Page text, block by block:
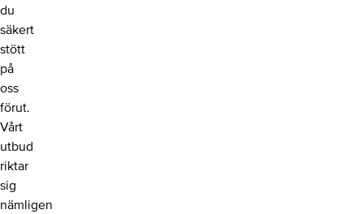
du
säkert
stött
på
oss
förut.
Vårt
utbud
riktar
sig
nämligen